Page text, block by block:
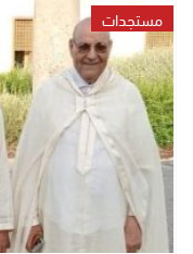
مستجدات